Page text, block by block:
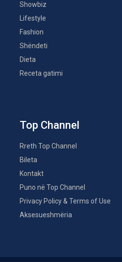
Showbiz
Lifestyle
Fashion
Shëndeti
Dieta
Receta gatimi
Top Channel
Rreth Top Channel
Bileta
Kontakt
Puno në Top Channel
Privacy Policy & Terms of Use
Aksesueshmëria